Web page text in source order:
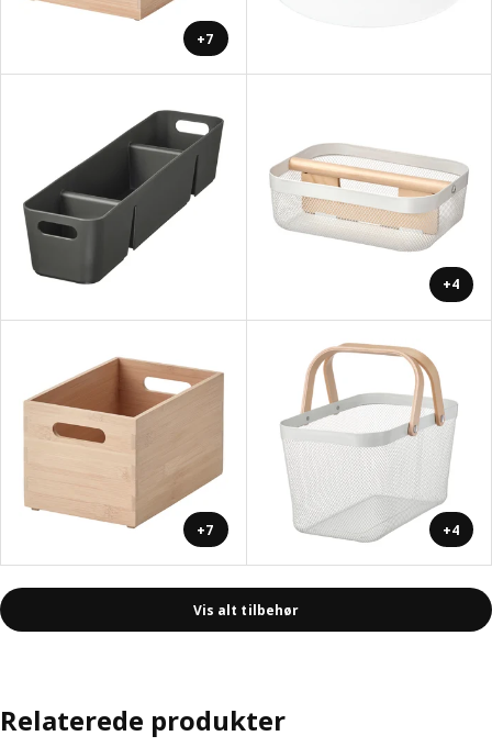
+7
+4
+7 +4
Vis alt tilbehør
Relaterede produkter